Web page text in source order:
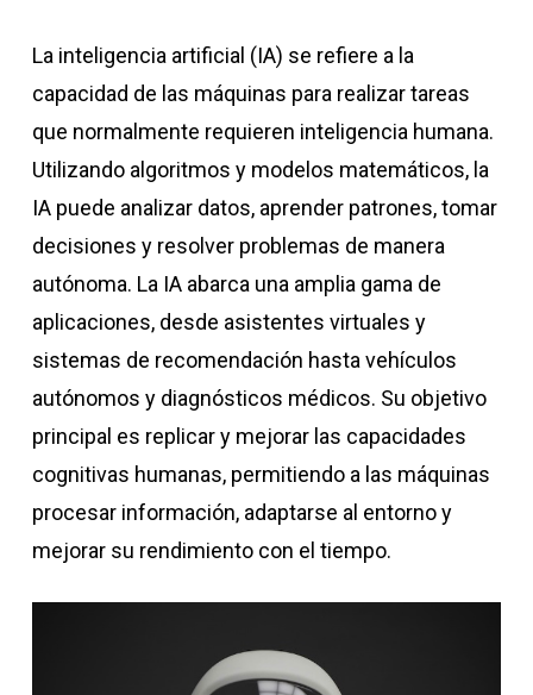
La inteligencia artificial (IA) se refiere a la
capacidad de las máquinas para realizar tareas
que normalmente requieren inteligencia humana.
Utilizando algoritmos y modelos matemáticos, la
IA puede analizar datos, aprender patrones, tomar
decisiones y resolver problemas de manera
autónoma. La IA abarca una amplia gama de
aplicaciones, desde asistentes virtuales y
sistemas de recomendación hasta vehículos
autónomos y diagnósticos médicos. Su objetivo
principal es replicar y mejorar las capacidades
cognitivas humanas, permitiendo a las máquinas
procesar información, adaptarse al entorno y
mejorar su rendimiento con el tiempo.